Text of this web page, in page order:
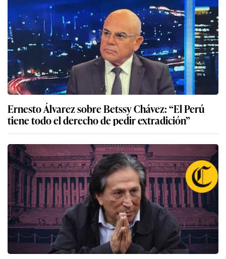
Ernesto Álvarez sobre Betssy Chávez: “El Perú
tiene todo el derecho de pedir extradición”